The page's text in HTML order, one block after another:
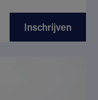
Inschrijven